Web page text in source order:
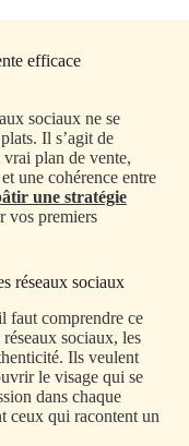
efficace
sociaux ne se
Il s’agit de
plan de vente,
une cohérence entre
une stratégie
vos premiers
réseaux sociaux
faut comprendre ce
sociaux, les
Ils veulent
le visage qui se
dans chaque
ceux qui racontent un